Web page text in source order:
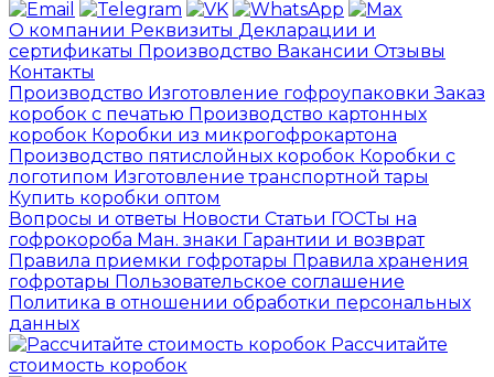
О компании Реквизиты Декларации и
сертификаты Производство Вакансии Отзывы
Контакты
Производство Изготовление гофроупаковкиЗаказ
коробок с печатью Производство картонных
коробок Коробки из микрогофрокартона
Производство пятислойных коробок Коробки с
логотипом Изготовление транспортной тары
Купить коробки оптом
Вопросы и ответы Новости Статьи ГОСТы на
гофрокороба Ман. знаки Гарантии и возврат
Правила приемки гофротары Правила хранения
гофротары Пользовательское соглашение
Политика в отношении обработки персональных
данных
Рассчитайте
стоимость коробок